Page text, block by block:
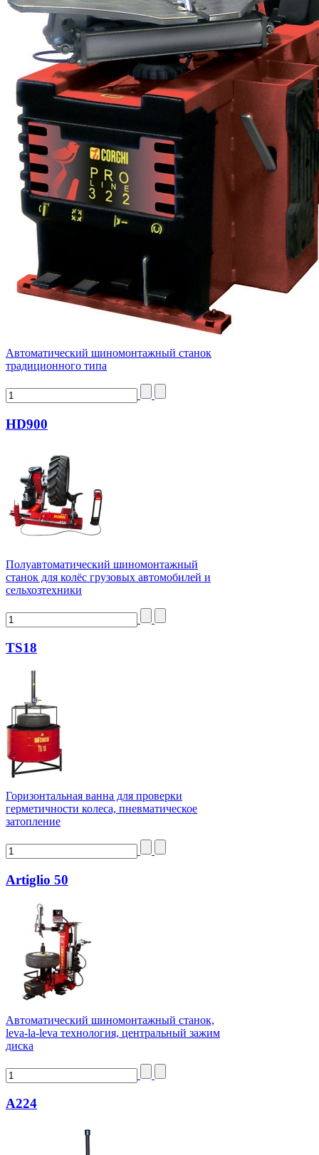
Автоматический шиномонтажный станок
традиционного типа
HD900
Полуавтоматический шиномонтажный
станок для колёс грузовых автомобилей и
сельхозтехники
TS18
Горизонтальная ванна для проверки
герметичности колеса, пневматическое
затопление
Artiglio 50
Автоматический шиномонтажный станок,
leva-la-leva технология, центральный зажим
диска
А224